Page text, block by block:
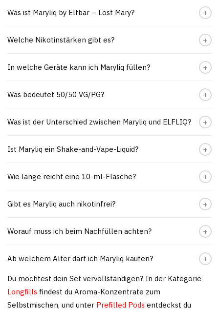
Was ist Maryliq by Elfbar – Lost Mary?
Welche Nikotinstärken gibt es?
In welche Geräte kann ich Maryliq füllen?
Was bedeutet 50/50 VG/PG?
Was ist der Unterschied zwischen Maryliq und ELFLIQ?
Ist Maryliq ein Shake-and-Vape-Liquid?
Wie lange reicht eine 10-ml-Flasche?
Gibt es Maryliq auch nikotinfrei?
Worauf muss ich beim Nachfüllen achten?
Ab welchem Alter darf ich Maryliq kaufen?
Du möchtest dein Set vervollständigen? In der Kategorie
Longfills findest du Aroma-Konzentrate zum
Selbstmischen, und unter Prefilled Pods entdeckst du